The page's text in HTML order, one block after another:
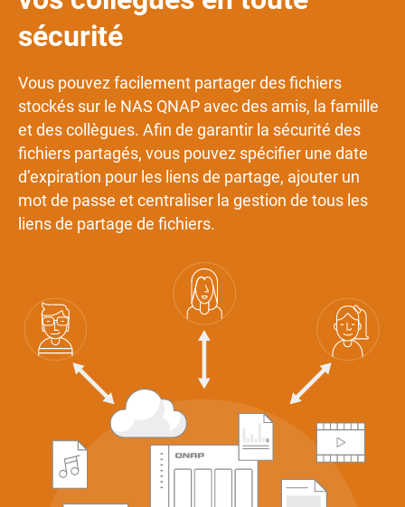
sécurité
Vous pouvez facilement partager des fichiers
stockés sur le NAS QNAP avec des amis, la famille
et des collègues. Afin de garantir la sécurité des
fichiers partagés, vous pouvez spécifier une date
d’expiration pour les liens de partage, ajouter un
mot de passe et centraliser la gestion de tous les
liens de partage de fichiers.